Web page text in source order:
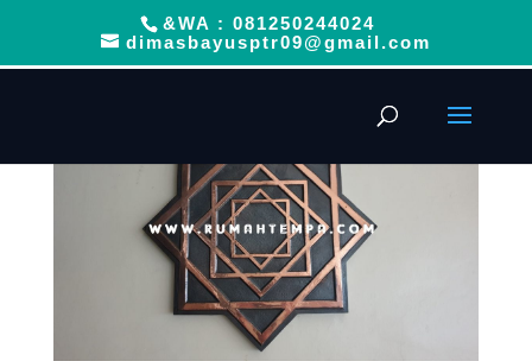
&WA : 081250244024
dimasbayusptr09@gmail.com